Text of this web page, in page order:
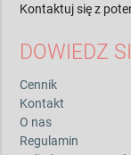
Kontaktuj się z
DOWIEDZ
Cennik
Kontakt
O nas
Regulamin